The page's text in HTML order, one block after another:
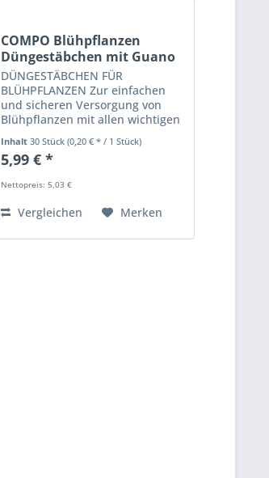
COMPO Blühpflanzen
Düngestäbchen mit Guano
30...
DÜNGESTÄBCHEN FÜR
BLÜHPFLANZEN Zur einfachen
und sicheren Versorgung von
Blühpflanzen mit allen wichtigen
und dem einzigartigen COMPO
Guano Naturdünger. Mit 3
eine üppige,...
Inhalt30 Stück(0,20 € * / 1 Stück)
5,99 € *
Nettopreis: 5,03 €
Vergleichen Merken